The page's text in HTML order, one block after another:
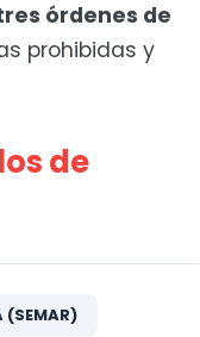
órdenes de
prohibidas y
de
(SEMAR)